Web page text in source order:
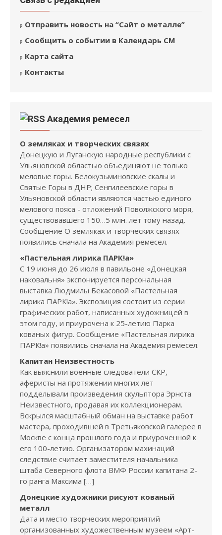
Отправить новость на “Сайт о металле”
Сообщить о событии в Календарь СМ
Карта сайта
Контакты
Академия ремесел
О земляках и творческих связях
Донецкую и Луганскую народные республики с
Ульяновской областью объединяют не только
меловые горы. Белокузьминовские скалы и
Святые Горы в ДНР; Сенгилеевские горы в
Ульяновской области являются частью единого
мелового пояса - отложений Поволжского моря,
существовавшего 150…5 млн. лет тому назад.
Сообщение О земляках и творческих связях
появились сначала на Академия ремесел.
«Пастельная лирика ПАРК!а»
С 19 июня до 26 июля в павильоне «Донецкая
наковальня» экспонируется персональная
выставка Людмилы Бекасовой «Пастельная
лирика ПАРК!а». Экспозиция состоит из серии
графических работ, написанных художницей в
этом году, и приурочена к 25-летию Парка
кованых фигур. Сообщение «Пастельная лирика
ПАРК!а» появились сначала на Академия ремесел.
Капитан Неизвестность
Как выяснили военные следователи СКР,
аферисты на протяжении многих лет
подделывали произведения скульптора Эрнста
Неизвестного, продавая их коллекционерам.
Вскрылся масштабный обман на выставке работ
мастера, проходившей в Третьяковской галерее в
Москве с конца прошлого года и приуроченной к
его 100-летию. Организатором махинаций
следствие считает заместителя начальника
штаба Северного флота ВМФ России капитана 2-
го ранга Максима […]
Донецкие художники рисуют кованый
металл
Дата и место творческих мероприятий
организованных художественным музеем «Арт-